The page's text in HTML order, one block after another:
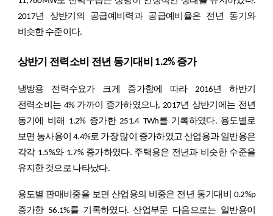
2017년 상반기의 공급예비력과 공급예비율은 전년 동기와
비슷한 수준이다.
상반기 전력소비 전년 동기대비 1.2% 증가
냉방용 전력수요가 크게 증가함에 따라 2016년 하반기
전력소비는 4% 가까이 증가하였으나, 2017년 상반기에는 전년
동기에 비해 1.2% 증가한 251.4 TWh를 기록하였다. 용도별로
보면 농사용이 4.4%로 가장 많이 증가하였고 산업용과 일반용은
각각 1.5%와 1.7% 증가하였다. 주택용은 전년과 비슷한 수준을
유지한 것으로 나타났다.
용도별 판매비중을 보면 산업용의 비중은 전년 동기대비 0.2%p
증가한 56.1%를 기록하였다. 산업부문 다음으로는 일반용이